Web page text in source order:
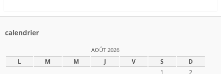
calendrier
AOÛT 2026
L M M J V S D
1
2